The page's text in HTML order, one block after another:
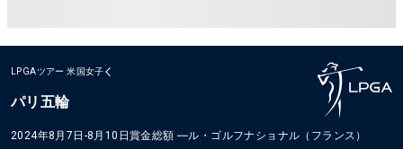
LPGAツアー 米国女子
パリ五輪
2024年8月7日-8月10日賞金総額 ―ル・ゴルフナショナル（フランス）